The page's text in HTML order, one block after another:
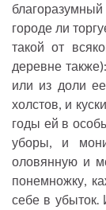
городе ли
такой от
деревне
или из доли
холстов, и
годы ей в
уборы, и
оловянную и
понемножку,
себе в убыток.